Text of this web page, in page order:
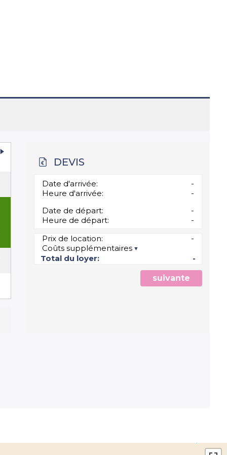
DEVIS
Date d'arrivée:
-
Heure d'arrivée:
-
Date de départ:
-
Heure de départ:
-
Prix de location:
-
Coûts supplémentaires
Total du loyer:
-
suivante